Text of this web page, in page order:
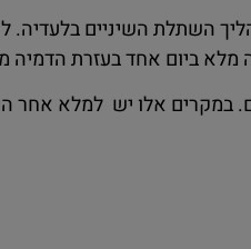
השתלת השיניים בלעדיה.
מלא ביום אחד בעזרת הדמיה
אלו יש למלא אחר